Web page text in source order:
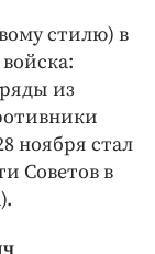
стилю) в
из
ноября стал
Советов в